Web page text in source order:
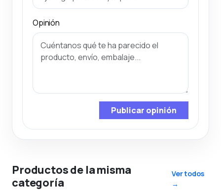
Opinión
Publicar opinión
Productos de la misma
categoría
Ver todos
→